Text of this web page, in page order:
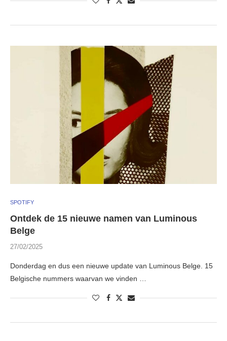
SPOTIFY
Ontdek de 15 nieuwe namen van Luminous
Belge
27/02/2025
Donderdag en dus een nieuwe update van Luminous Belge. 15
Belgische nummers waarvan we vinden …